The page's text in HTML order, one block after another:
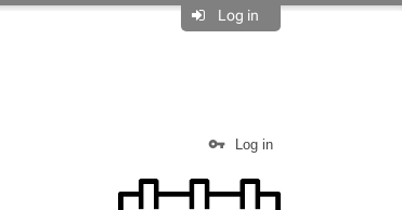
Log in
Log in